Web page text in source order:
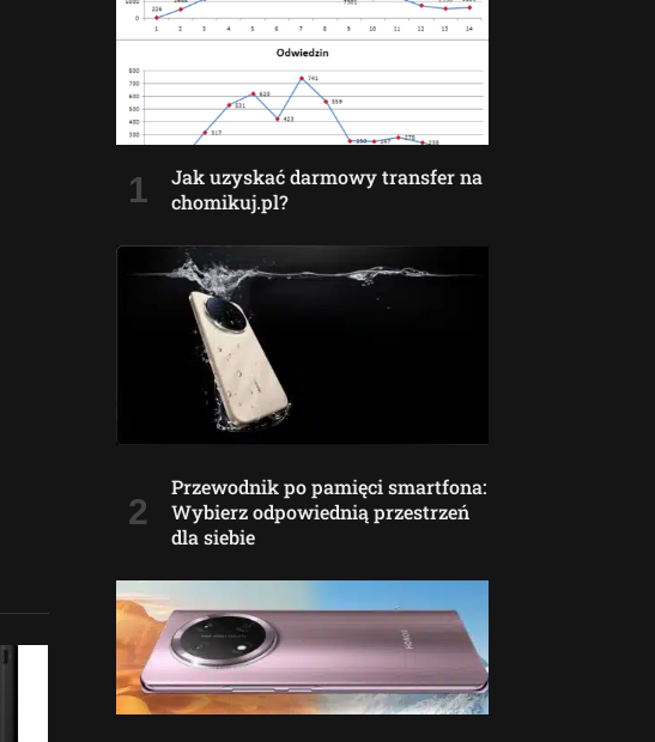
Jak uzyskać darmowy transfer na
chomikuj.pl?
Przewodnik po pamięci smartfona:
Wybierz odpowiednią przestrzeń
dla siebie